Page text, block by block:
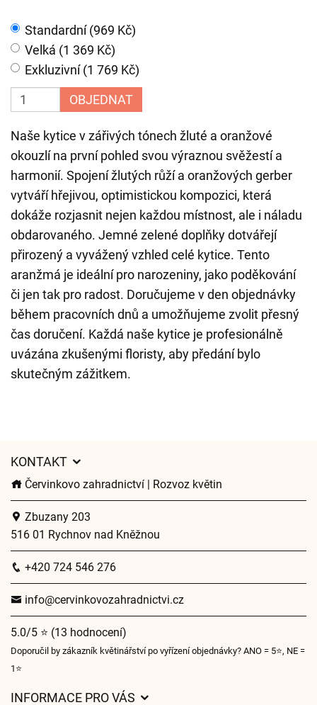
Standardní (969 Kč)
Velká (1 369 Kč)
Exkluzivní (1 769 Kč)
OBJEDNAT
Naše kytice v zářivých tónech žluté a oranžové
okouzlí na první pohled svou výraznou svěžestí a
harmonií. Spojení žlutých růží a oranžových gerber
vytváří hřejivou, optimistickou kompozici, která
dokáže rozjasnit nejen každou místnost, ale i náladu
obdarovaného. Jemné zelené doplňky dotvářejí
přirozený a vyvážený vzhled celé kytice. Tento
aranžmá je ideální pro narozeniny, jako poděkování
či jen tak pro radost. Doručujeme v den objednávky
během pracovních dnů a umožňujeme zvolit přesný
čas doručení. Každá naše kytice je profesionálně
uvázána zkušenými floristy, aby předání bylo
skutečným zážitkem.
KONTAKT
Červinkovo zahradnictví | Rozvoz květin
Zbuzany 203
516 01 Rychnov nad Kněžnou
+420 724 546 276
info@cervinkovozahradnictvi.cz
5.0/5 ⭐ (13 hodnocení)
Doporučil by zákazník květinářství po vyřízení objednávky? ANO = 5⭐, NE =
1⭐
INFORMACE PRO VÁS